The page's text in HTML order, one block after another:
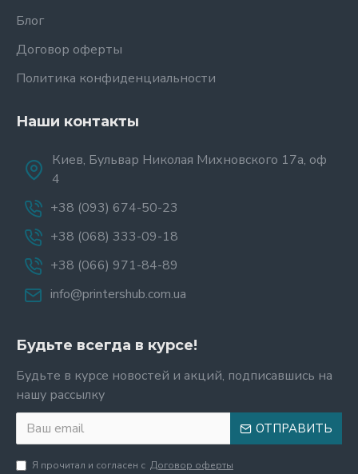
Блог
Договор оферты
Политика конфиденциальности
Наши контакты
Киев, Бульвар Николая Михновского 17а, оф
4
+38 (093) 674-50-23
+38 (068) 333-09-18
+38 (066) 971-84-89
info@printershub.com.ua
Будьте всегда в курсе!
Будьте в курсе новостей и акций, подписавшись на
нашу рассылку
ОТПРАВИТЬ
Я прочитал и согласен с Договор оферты